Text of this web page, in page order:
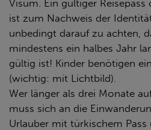
Visum. Ein gültiger Reisepass
ist zum Nachweis der
unbedingt darauf zu achten,
mindestens ein halbes Jahr
gültig ist! Kinder benötigen
(wichtig: mit Lichtbild).
Wer länger als drei Monate
muss sich an die
Urlauber mit türkischem Pass